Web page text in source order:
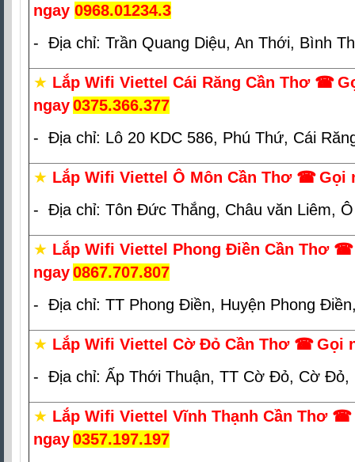
ngay 0968.01234.3
- Địa chỉ: Trần Quang Diệu, An Thới, Bình
★ Lắp Wifi Viettel Cái Răng Cần Thơ ☎
ngay0375.366.377
- Địa chỉ: Lô 20 KDC 586, Phú Thứ, Cái
★ Lắp Wifi Viettel Ô Môn Cần Thơ ☎Gọi
- Địa chỉ: Tôn Đức Thắng, Châu văn Liêm,
★ Lắp Wifi Viettel Phong Điền Cần Thơ ☎
ngay0867.707.807
- Địa chỉ: TT Phong Điền, Huyện Phong
★ Lắp Wifi Viettel Cờ Đỏ Cần Thơ ☎Gọi
- Địa chỉ: Ấp Thới Thuận, TT Cờ Đỏ, Cờ Đỏ,
★ Lắp Wifi Viettel Vĩnh Thạnh Cần Thơ ☎
ngay0357.197.197